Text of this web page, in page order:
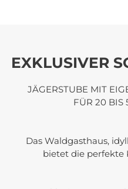
EXKLUSIVER
JÄGERSTUBE MIT
FÜR 20 BIS
Das Waldgasthaus,
bietet die perfekte